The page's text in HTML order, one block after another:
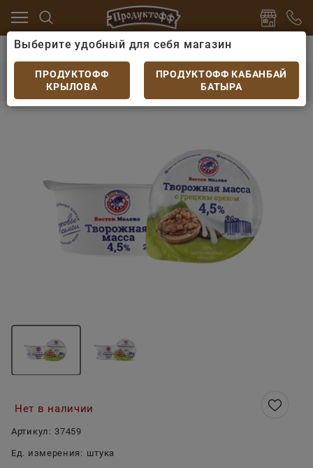
Йогурты, творожки, десерты
Творожная масса
Творожная масса Восток Молоко с грецким
орехом 4.5% 200гр
Нет в наличии
Артикул: 37459
Ед. измерения: штука
Выберите удобный для себя магазин
ПРОДУКТОФФ
КРЫЛОВА
ПРОДУКТОФФ КАБАНБАЙ
БАТЫРА